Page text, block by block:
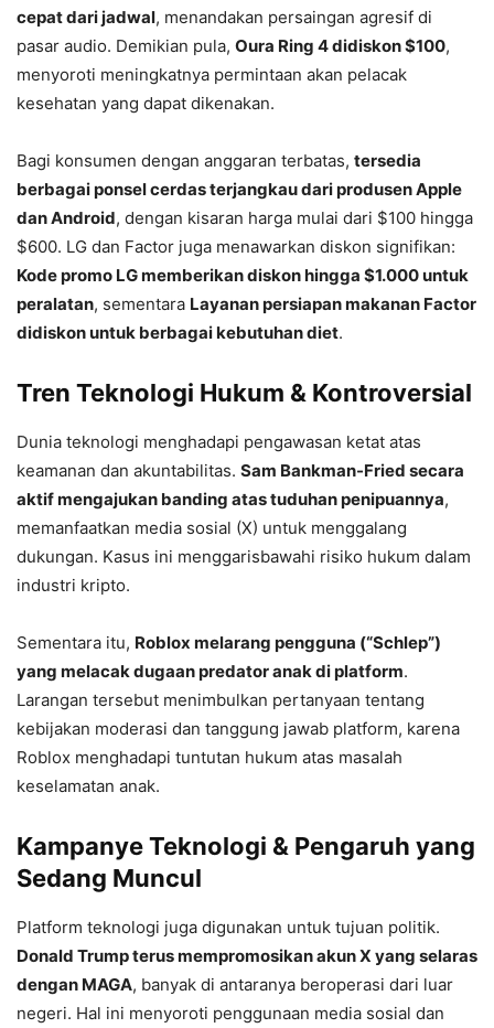
cepat dari jadwal, menandakan persaingan agresif di
pasar audio. Demikian pula, Oura Ring 4 didiskon $100,
menyoroti meningkatnya permintaan akan pelacak
kesehatan yang dapat dikenakan.
Bagi konsumen dengan anggaran terbatas, tersedia
berbagai ponsel cerdas terjangkau dari produsen Apple
dan Android, dengan kisaran harga mulai dari $100 hingga
$600. LG dan Factor juga menawarkan diskon signifikan:
Kode promo LG memberikan diskon hingga $1.000 untuk
peralatan, sementara Layanan persiapan makanan Factor
didiskon untuk berbagai kebutuhan diet.
Tren Teknologi Hukum & Kontroversial
Dunia teknologi menghadapi pengawasan ketat atas
keamanan dan akuntabilitas. Sam Bankman-Fried secara
aktif mengajukan banding atas tuduhan penipuannya,
memanfaatkan media sosial (X) untuk menggalang
dukungan. Kasus ini menggarisbawahi risiko hukum dalam
industri kripto.
Sementara itu, Roblox melarang pengguna (“Schlep”)
yang melacak dugaan predator anak di platform.
Larangan tersebut menimbulkan pertanyaan tentang
kebijakan moderasi dan tanggung jawab platform, karena
Roblox menghadapi tuntutan hukum atas masalah
keselamatan anak.
Kampanye Teknologi & Pengaruh yang
Sedang Muncul
Platform teknologi juga digunakan untuk tujuan politik.
Donald Trump terus mempromosikan akun X yang selaras
dengan MAGA, banyak di antaranya beroperasi dari luar
negeri. Hal ini menyoroti penggunaan media sosial dan